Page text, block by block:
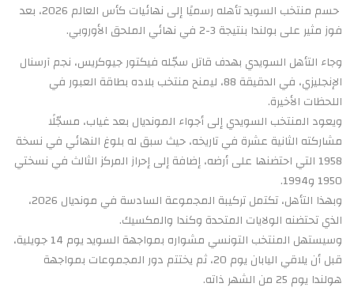
حسم منتخب السويد تأهله رسميًا إلى نهائيات كأس العالم 2026، بعد
فوز مثير على بولندا بنتيجة 3-2 في نهائي الملحق الأوروبي.
وجاء التأهل السويدي بهدف قاتل سجّله فيكتور جيوكريس، نجم آرسنال
الإنجليزي، في الدقيقة 88، ليمنح منتخب بلاده بطاقة العبور في
اللحظات الأخيرة.
ويعود المنتخب السويدي إلى أجواء المونديال بعد غياب، مسجّلًا
مشاركته الثانية عشرة في تاريخه، حيث سبق له بلوغ النهائي في نسخة
1958 التي احتضنها على أرضه، إضافة إلى إحراز المركز الثالث في نسختي
1950 و1994.
وبهذا التأهل، تكتمل تركيبة المجموعة السادسة في مونديال 2026،
الذي تحتضنه الولايات المتحدة وكندا والمكسيك.
وسيستهل المنتخب التونسي مشواره بمواجهة السويد يوم 14 جويلية،
قبل أن يلاقي اليابان يوم 20، ثم يختتم دور المجموعات بمواجهة
هولندا يوم 25 من الشهر ذاته.